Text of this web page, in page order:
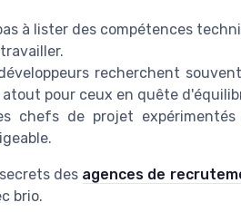
à lister des compétences
recherchent
pour ceux en quête
chefs de projet expérimentés
des agences de
brio.